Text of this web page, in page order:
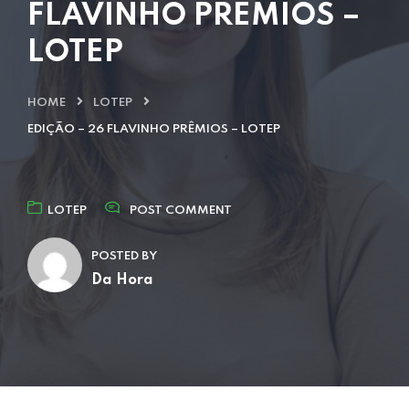
FLAVINHO PRÊMIOS –
LOTEP
HOME LOTEP
EDIÇÃO – 26 FLAVINHO PRÊMIOS – LOTEP
LOTEP POST COMMENT
POSTED BY
Da Hora